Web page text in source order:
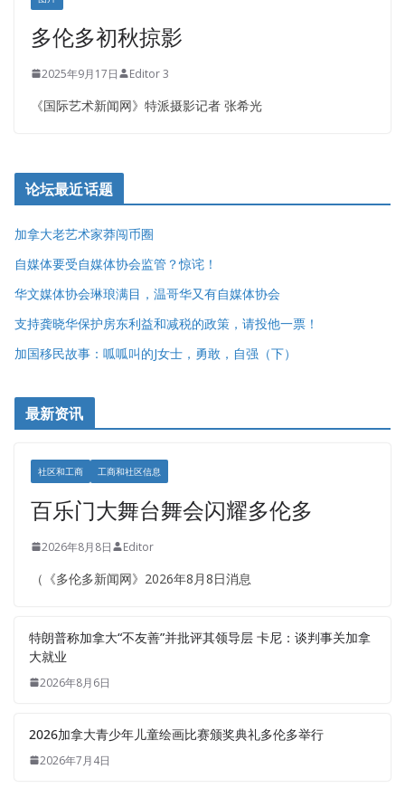
多伦多初秋掠影
2025年9月17日 Editor 3
《国际艺术新闻网》特派摄影记者 张希光
论坛最近话题
加拿大老艺术家莽闯币圈
自媒体要受自媒体协会监管？惊诧！
华文媒体协会琳琅满目，温哥华又有自媒体协会
支持龚晓华保护房东利益和减税的政策，请投他一票！
加国移民故事：呱呱叫的J女士，勇敢，自强（下）
最新资讯
社区和工商 工商和社区信息
百乐门大舞台舞会闪耀多伦多
2026年8月8日 Editor
（《多伦多新闻网》2026年8月8日消息
特朗普称加拿大“不友善”并批评其领导层 卡尼：谈判事关加拿
大就业
2026年8月6日
2026加拿大青少年儿童绘画比赛颁奖典礼多伦多举行
2026年7月4日